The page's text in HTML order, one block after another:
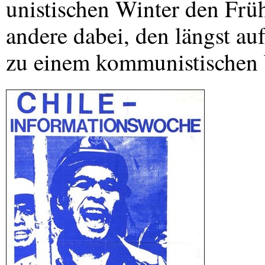
unistischen Winter den
andere dabei, den längst
zu einem